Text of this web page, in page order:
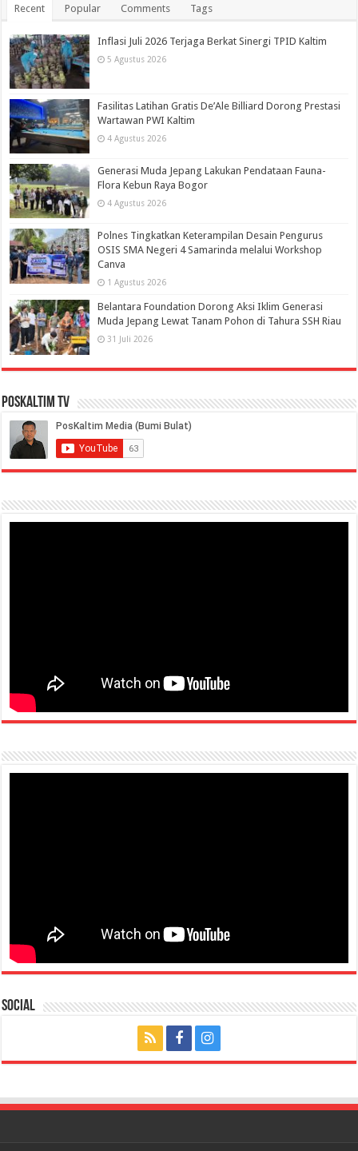
Recent Popular Comments Tags
Inflasi Juli 2026 Terjaga Berkat Sinergi TPID Kaltim
5 Agustus 2026
Fasilitas Latihan Gratis De’Ale Billiard Dorong Prestasi
Wartawan PWI Kaltim
4 Agustus 2026
Generasi Muda Jepang Lakukan Pendataan Fauna-
Flora Kebun Raya Bogor
4 Agustus 2026
Polnes Tingkatkan Keterampilan Desain Pengurus
OSIS SMA Negeri 4 Samarinda melalui Workshop
Canva
1 Agustus 2026
Belantara Foundation Dorong Aksi Iklim Generasi
Muda Jepang Lewat Tanam Pohon di Tahura SSH Riau
31 Juli 2026
PosKaltim TV
Social